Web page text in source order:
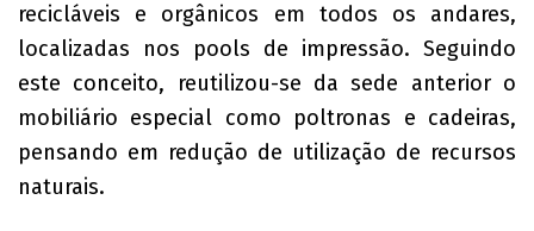
recicláveis e orgânicos em todos os andares,
localizadas nos pools de impressão. Seguindo
este conceito, reutilizou-se da sede anterior o
mobiliário especial como poltronas e cadeiras,
pensando em redução de utilização de recursos
naturais.